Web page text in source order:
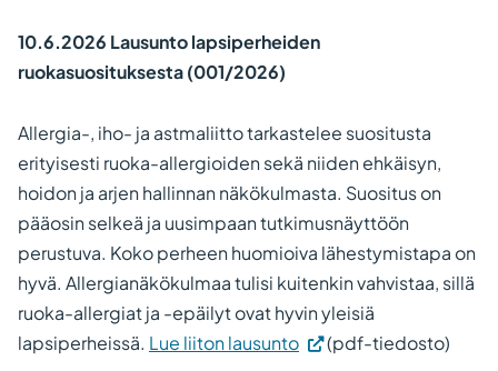
10.6.2026 Lausunto lapsiperheiden
ruokasuosituksesta (001/2026)
Allergia-, iho- ja astmaliitto tarkastelee suositusta
erityisesti ruoka-allergioiden sekä niiden ehkäisyn,
hoidon ja arjen hallinnan näkökulmasta. Suositus on
pääosin selkeä ja uusimpaan tutkimusnäyttöön
perustuva. Koko perheen huomioiva lähestymistapa on
hyvä. Allergianäkökulmaa tulisi kuitenkin vahvistaa, sillä
ruoka-allergiat ja -epäilyt ovat hyvin yleisiä
lapsiperheissä. Lue liiton lausunto (pdf-tiedosto)